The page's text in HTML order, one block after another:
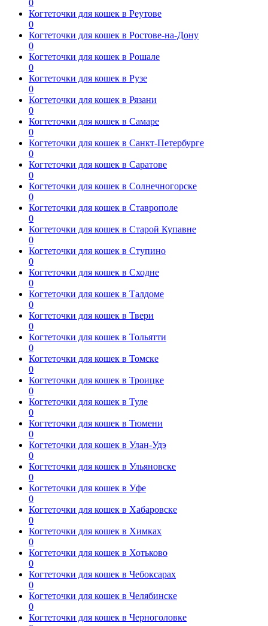
0
Когтеточки для кошек в Реутове
0
Когтеточки для кошек в Ростове-на-Дону
0
Когтеточки для кошек в Рошале
0
Когтеточки для кошек в Рузе
0
Когтеточки для кошек в Рязани
0
Когтеточки для кошек в Самаре
0
Когтеточки для кошек в Санкт-Петербурге
0
Когтеточки для кошек в Саратове
0
Когтеточки для кошек в Солнечногорске
0
Когтеточки для кошек в Ставрополе
0
Когтеточки для кошек в Старой Купавне
0
Когтеточки для кошек в Ступино
0
Когтеточки для кошек в Сходне
0
Когтеточки для кошек в Талдоме
0
Когтеточки для кошек в Твери
0
Когтеточки для кошек в Тольятти
0
Когтеточки для кошек в Томске
0
Когтеточки для кошек в Троицке
0
Когтеточки для кошек в Туле
0
Когтеточки для кошек в Тюмени
0
Когтеточки для кошек в Улан-Удэ
0
Когтеточки для кошек в Ульяновске
0
Когтеточки для кошек в Уфе
0
Когтеточки для кошек в Хабаровске
0
Когтеточки для кошек в Химках
0
Когтеточки для кошек в Хотьково
0
Когтеточки для кошек в Чебоксарах
0
Когтеточки для кошек в Челябинске
0
Когтеточки для кошек в Черноголовке